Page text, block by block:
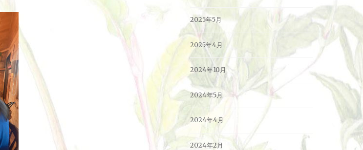
2025年5月
2025年4月
2024年10月
2024年5月
2024年4月
2024年2月